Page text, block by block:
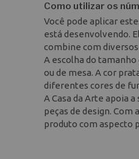
Como utilizar os
Você pode aplicar
está desenvolvendo.
combine com
A escolha do
ou de mesa. A cor
diferentes cores de
A Casa da Arte apoia
peças de design.
produto com aspecto